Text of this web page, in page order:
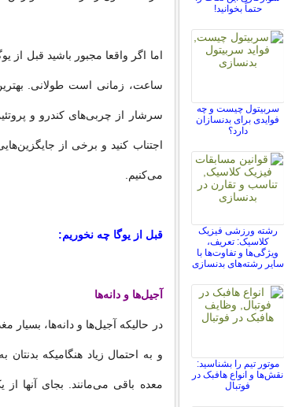
ساعت، زمانی است طولانی. بهترین
سرشار از چربی‌های کندرو و
اجتناب کنید و برخی از
می‌کنیم.
قبل از یوگا چه نخوریم:
آجیل‌ها و دانه‌ها
در حالیکه آجیل‌ها و دانه‌ها،
و به احتمال زیاد هنگامیکه
معده باقی می‌مانند. بجای آنها
حتماً بخوانید!
سربیتول چیست و چه
فوایدی برای بدنسازان
دارد؟
رشته ورزشی فیزیک
کلاسیک: تعریف،
ویژگی‌ها و تفاوت‌ها با
سایر رشته‌های بدنسازی
موتور تیم را بشناسید:
نقش‌ها و انواع هافبک در
فوتبال